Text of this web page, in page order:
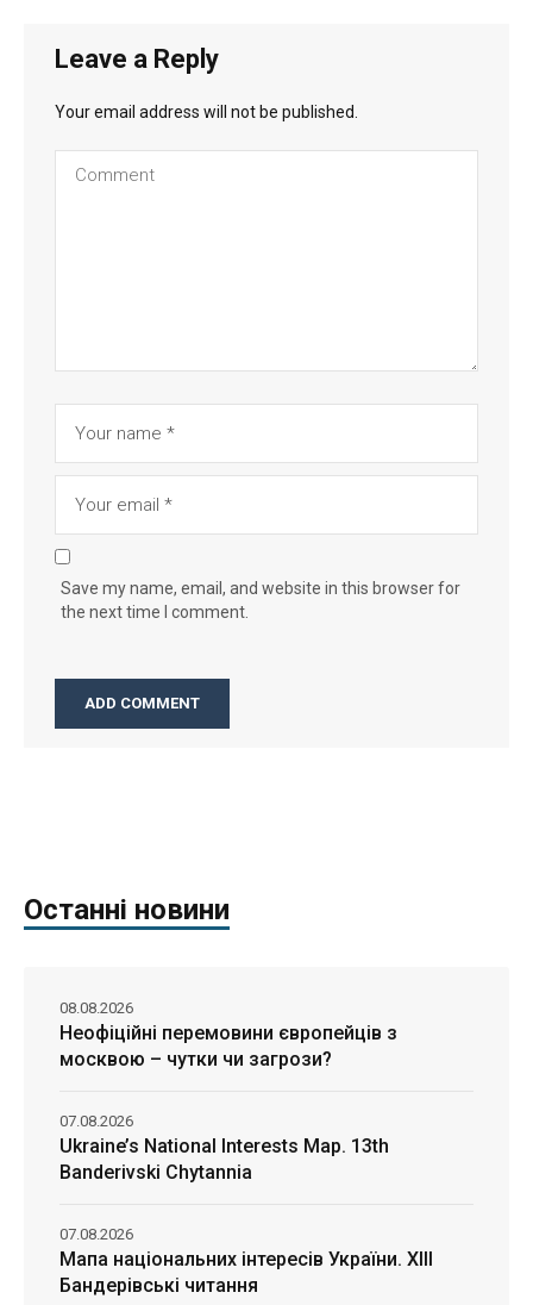
Leave a Reply
Your email address will not be published.
Save my name, email, and website in this browser for
the next time I comment.
Останні новини
Неофіційні перемовини європейців з
москвою – чутки чи загрози?
08.08.2026
Ukraine’s National Interests Map. 13th
Banderivski Chytannia
07.08.2026
Мапа національних інтересів України. ХІІІ
Бандерівські читання
07.08.2026